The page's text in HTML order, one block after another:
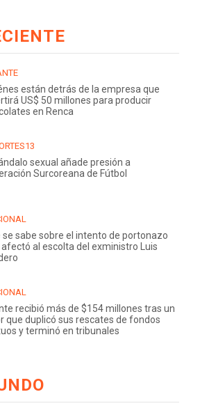
están detrás de la empresa que
US$ 50 millones para producir
en Renca
sexual añade presión a
Surcoreana de Fútbol
se sabe sobre el intento de portonazo
al escolta del exministro Luis
recibió más de $154 millones tras un
que duplicó sus rescates de fondos
y terminó en tribunales